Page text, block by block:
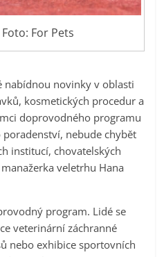
Foto: For Pets
nabídnou novinky v oblasti
kosmetických procedur a
doprovodného programu
nebude chybět
institucí, chovatelských
veletrhu Hana
program. Lidé se
veterinární záchranné
nebo exhibice sportovních